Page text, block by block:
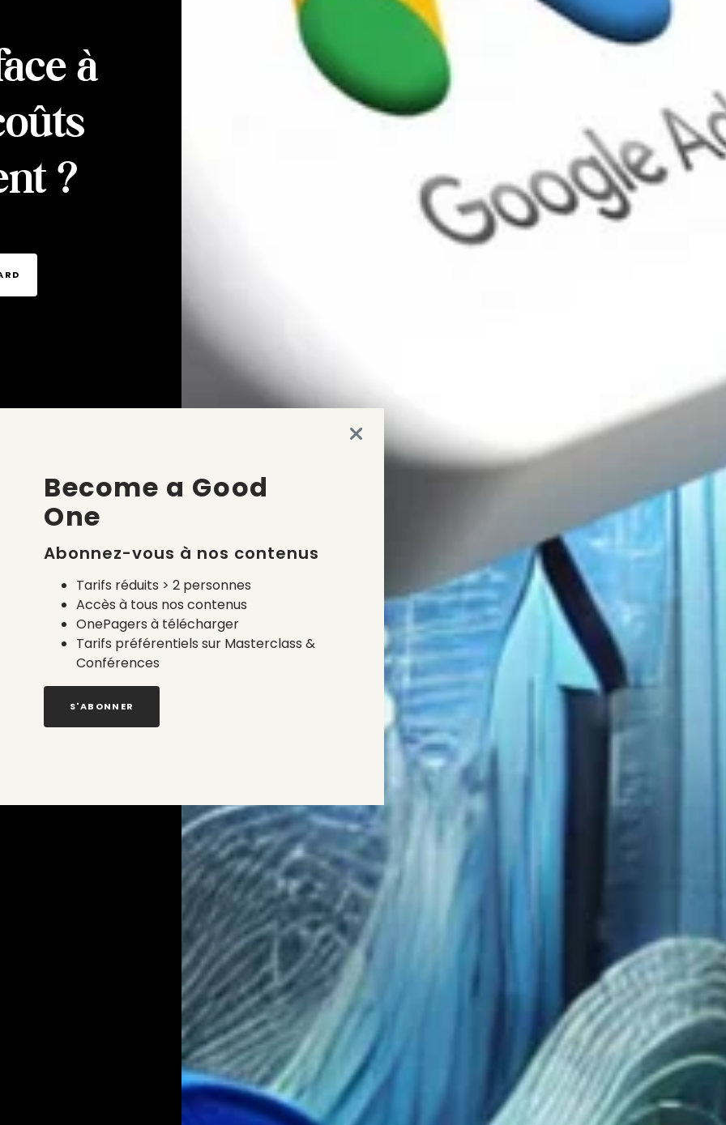
à
?
Become a Good
One
Abonnez-vous à nos contenus
Tarifs réduits > 2 personnes
Accès à tous nos contenus
OnePagers à télécharger
Tarifs préférentiels sur Masterclass &
Conférences
S'ABONNER